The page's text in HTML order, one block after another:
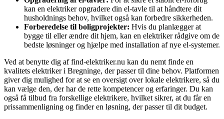
kan en elektriker opgradere din el-tavle til at håndtere dit
husholdnings behov, hvilket også kan forbedre sikkerheden.
Forberedelse til boligprojekter: Hvis du planlægger at
bygge til eller ændre dit hjem, kan en elektriker rådgive om de
bedste løsninger og hjælpe med installation af nye el-systemer.
Ved at benytte dig af find-elektriker.nu kan du nemt finde en
kvalitets elektriker i Bregninge, der passer til dine behov. Platformen
giver dig mulighed for at se en oversigt over lokale elektrikere, så du
kan vælge den, der har de rette kompetencer og erfaringer. Du kan
også få tilbud fra forskellige elektrikere, hvilket sikrer, at du får en
prissammenligning og finder en løsning, der passer til dit budget.